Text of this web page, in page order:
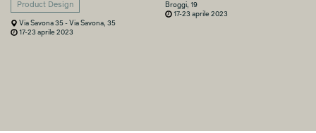
Product Design
Via Savona 35 - Via Savona, 35
17-23 aprile 2023
Broggi, 19
17-23 aprile 2023